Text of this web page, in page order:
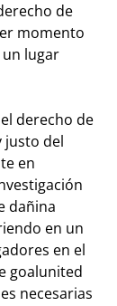
de
momento
lugar
derecho de
justo del
en
dañina
en un
en el
goalunited
necesarias